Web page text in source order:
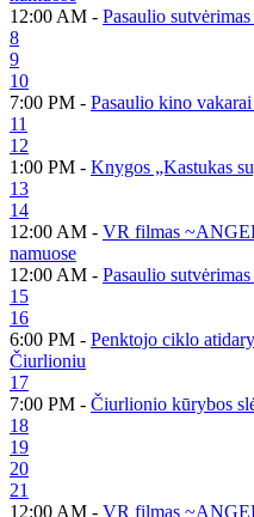
12:00 AM - Pasaulio
8
9
10
7:00 PM - Pasaulio kino
11
12
1:00 PM - Knygos „Kastukas
13
14
12:00 AM - VR filmas
namuose
12:00 AM - Pasaulio
15
16
6:00 PM - Penktojo ciklo
Čiurlioniu
17
7:00 PM - Čiurlionio kūrybos
18
19
20
21
12:00 AM - VR filmas